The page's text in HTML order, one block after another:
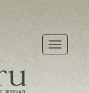
Меню